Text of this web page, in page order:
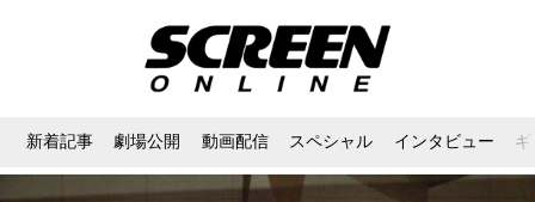
新着記事 劇場公開 動画配信 スペシャル インタビュー